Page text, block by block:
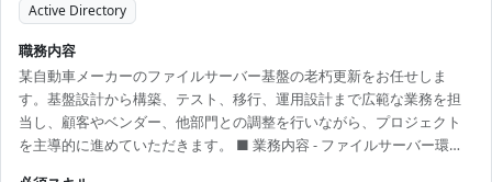
Active Directory
職務内容
某自動車メーカーのファイルサーバー基盤の老朽更新をお任せしま
す。基盤設計から構築、テスト、移行、運用設計まで広範な業務を担
当し、顧客やベンダー、他部門との調整を行いながら、プロジェクト
を主導的に進めていただきます。 ■ 業務内容 - ファイルサーバー環境